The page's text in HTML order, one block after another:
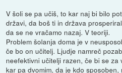
V šoli se pa učiš, to kar naj bi bilo
državi, da boš ti in država
da se ne vračamo nazaj. V teoriji.
Problem šolanja doma je v
če bo on učitelj. Ljudje namreč
neefektivni učitelji razen, če bi se
kar pa dvomim, da je kdo